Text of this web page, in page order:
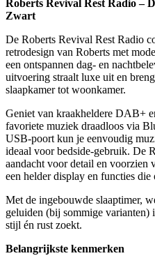
Roberts Revival Rest Radio –
Zwart
De Roberts Revival Rest Radio
retrodesign van Roberts met
een ontspannen dag- en
uitvoering straalt luxe uit en
slaapkamer tot woonkamer.
Geniet van kraakheldere DAB+
favoriete muziek draadloos via
USB-poort kun je eenvoudig
ideaal voor bedside-gebruik. De
aandacht voor detail en voorzien
een helder display en functies die
Met de ingebouwde slaaptimer,
geluiden (bij sommige varianten)
stijl én rust zoekt.
Belangrijkste kenmerken